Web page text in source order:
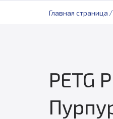
Главная страница /
PETG